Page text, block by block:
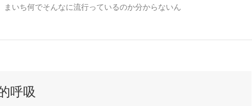
まいち何でそんなに流行っているのか分からないん
呼吸